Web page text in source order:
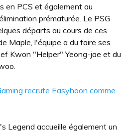
en PCS et également au
prématurée. Le PSG
départs au cours de ces
Maple, l'équipe a du faire ses
Kwon "Helper" Yeong-jae et du
recrute Easyhoon comme
Legend accueille également un